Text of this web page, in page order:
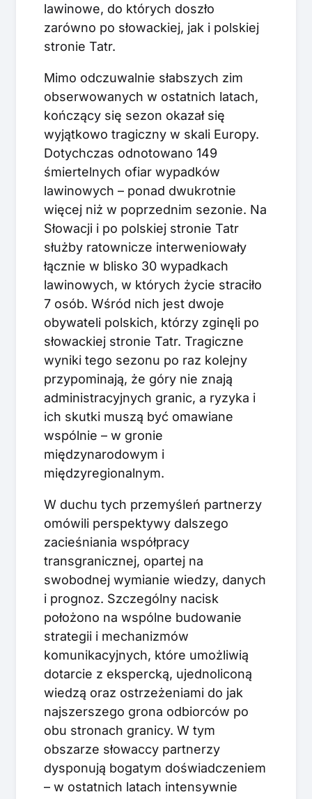
lawinowe, do których doszło
zarówno po słowackiej, jak i polskiej
stronie Tatr.
Mimo odczuwalnie słabszych zim
obserwowanych w ostatnich latach,
kończący się sezon okazał się
wyjątkowo tragiczny w skali Europy.
Dotychczas odnotowano 149
śmiertelnych ofiar wypadków
lawinowych – ponad dwukrotnie
więcej niż w poprzednim sezonie. Na
Słowacji i po polskiej stronie Tatr
służby ratownicze interweniowały
łącznie w blisko 30 wypadkach
lawinowych, w których życie straciło
7 osób. Wśród nich jest dwoje
obywateli polskich, którzy zginęli po
słowackiej stronie Tatr. Tragiczne
wyniki tego sezonu po raz kolejny
przypominają, że góry nie znają
administracyjnych granic, a ryzyka i
ich skutki muszą być omawiane
wspólnie – w gronie
międzynarodowym i
międzyregionalnym.
W duchu tych przemyśleń partnerzy
omówili perspektywy dalszego
zacieśniania współpracy
transgranicznej, opartej na
swobodnej wymianie wiedzy, danych
i prognoz. Szczególny nacisk
położono na wspólne budowanie
strategii i mechanizmów
komunikacyjnych, które umożliwią
dotarcie z ekspercką, ujednoliconą
wiedzą oraz ostrzeżeniami do jak
najszerszego grona odbiorców po
obu stronach granicy. W tym
obszarze słowaccy partnerzy
dysponują bogatym doświadczeniem
– w ostatnich latach intensywnie